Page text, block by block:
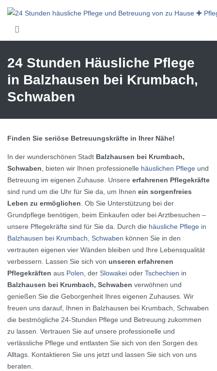
24 Stunden Häusliche Pflege
in Balzhausen bei Krumbach,
Schwaben
Finden Sie seriöse Betreuungskräfte in Ihrer Nähe!
In der wunderschönen Stadt Balzhausen bei Krumbach,
Schwaben, bieten wir Ihnen professionelle häuslichen Pflege und
Betreuung im eigenen Zuhause. Unsere erfahrenen Pflegekräfte
sind rund um die Uhr für Sie da, um Ihnen ein sorgenfreies
Leben zu ermöglichen. Ob Sie Unterstützung bei der
Grundpflege benötigen, beim Einkaufen oder bei Arztbesuchen –
unsere Pflegekräfte sind für Sie da. Durch die häusliche Pflege in
Balzhausen bei Krumbach, Schwaben können Sie in den
vertrauten eigenen vier Wänden bleiben und Ihre Lebensqualität
verbessern. Lassen Sie sich von unseren erfahrenen
Pflegekräften aus Polen, der Slowakei oder Tschechien in
Balzhausen bei Krumbach, Schwaben verwöhnen und
genießen Sie die Geborgenheit Ihres eigenen Zuhauses. Wir
freuen uns darauf, Ihnen in Balzhausen bei Krumbach, Schwaben
die bestmögliche 24-Stunden Pflege und Betreuung zukommen
zu lassen. Vertrauen Sie auf unsere professionelle und
verlässliche Pflege und entlasten Sie sich von den Sorgen des
Alltags. Kontaktieren Sie uns jetzt und lassen Sie sich von uns
beraten.